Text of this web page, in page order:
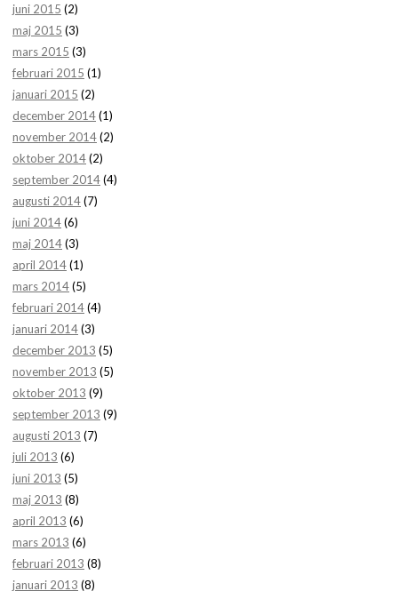
juni 2015 (2)
maj 2015 (3)
mars 2015 (3)
februari 2015 (1)
januari 2015 (2)
december 2014(1)
november 2014(2)
oktober 2014(2)
september 2014(4)
augusti 2014(7)
juni 2014(6)
maj 2014(3)
april 2014(1)
mars 2014(5)
februari 2014(4)
januari 2014(3)
december 2013 (5)
november 2013 (5)
oktober 2013 (9)
september 2013 (9)
augusti 2013 (7)
juli 2013 (6)
juni 2013 (5)
maj 2013 (8)
april 2013 (6)
mars 2013 (6)
februari 2013 (8)
januari 2013 (8)